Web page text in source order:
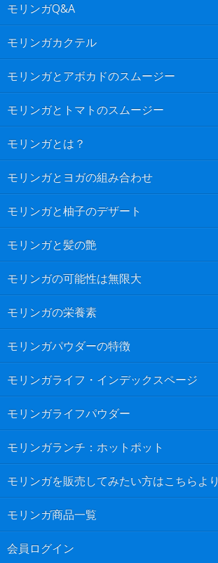
モリンガQ&A
モリンガカクテル
モリンガとアボカドのスムージー
モリンガとトマトのスムージー
モリンガとは？
モリンガとヨガの組み合わせ
モリンガと柚子のデザート
モリンガと髪の艶
モリンガの可能性は無限大
モリンガの栄養素
モリンガパウダーの特徴
モリンガライフ・インデックスページ
モリンガライフパウダー
モリンガランチ：ホットポット
モリンガを販売してみたい方はこちらより
モリンガ商品一覧
会員ログイン